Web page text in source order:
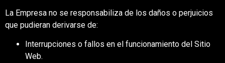
La Empresa no se responsabiliza de los daños o perjuicios
que pudieran derivarse de:
Interrupciones o fallos en el funcionamiento del Sitio
Web.